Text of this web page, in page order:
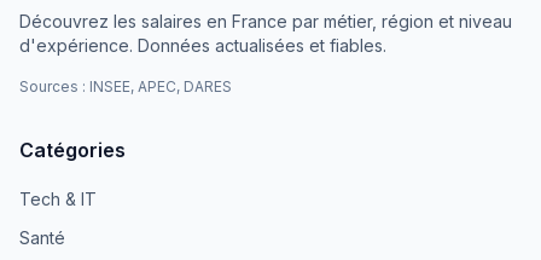
Découvrez les salaires en France par métier, région et niveau
d'expérience. Données actualisées et fiables.
Sources : INSEE, APEC, DARES
Catégories
Tech & IT
Santé